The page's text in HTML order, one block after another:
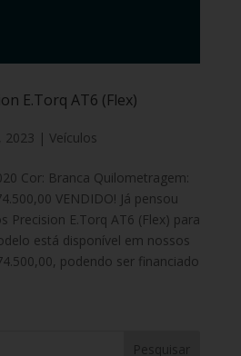
E.Torq AT6 (Flex)
2023 | Veículos
Cor: Branca Quilometragem:
VENDIDO! Já pensou
Precision E.Torq AT6 (Flex) para
está disponível em nossos
podendo ser financiado